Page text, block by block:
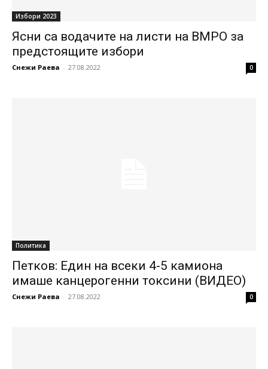
Избори 2023
Ясни са водачите на листи на ВМРО за
предстоящите избори
Снежи Раева - 27.08.2022 0
Политика
Петков: Един на всеки 4-5 камиона
имаше канцерогенни токсини (ВИДЕО)
Снежи Раева - 27.08.2022 0